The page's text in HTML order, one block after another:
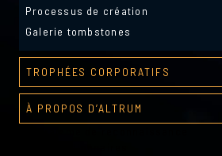
Processus de création
Galerie tombstones
TROPHÉES CORPORATIFS
Galerie de récompenses
À PROPOS D’ALTRUM